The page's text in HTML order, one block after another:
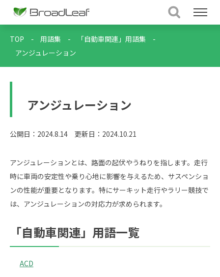
TOP - 用語集 - 「自動車関連」用語集
-
アンジュレーション
アンジュレーション
公開日：2024.8.14 更新日：2024.10.21
アンジュレーションとは、路面の起伏やうねりを指します。走行
時に車両の安定性や乗り心地に影響を与えるため、サスペンショ
ンの性能が重要となります。特にサーキット走行やラリー競技で
は、アンジュレーションの対応力が求められます。
「自動車関連」用語一覧
ACD